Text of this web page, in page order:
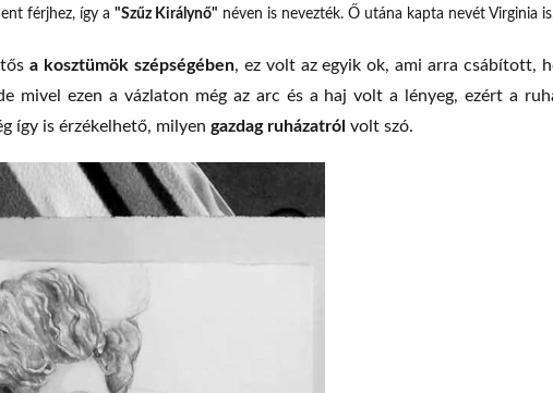
férjhez, így a "Szűz Királynő" néven is nevezték. Ő utána kapta nevét Virginia
a kosztümök szépségében, ez volt az egyik ok, ami arra csábított,
mivel ezen a vázlaton még az arc és a haj volt a lényeg, ezért a
így is érzékelhető, milyen gazdag ruházatról volt szó.